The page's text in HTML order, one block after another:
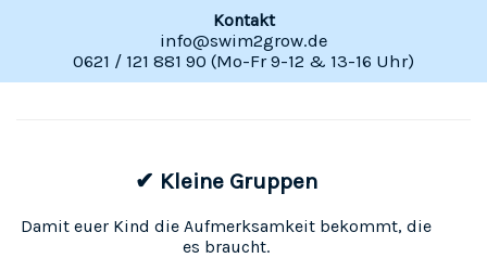
Kontakt
info@swim2grow.de
0621 / 121 881 90 (Mo-Fr 9-12 & 13-16 Uhr)
✔ Kleine Gruppen
Damit euer Kind die Aufmerksamkeit bekommt, die
es braucht.